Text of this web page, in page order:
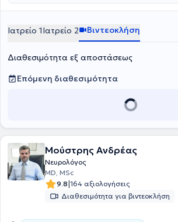
Ιατρείο 1Ιατρείο 2 Βιντεοκλήση
Διαθεσιμότητα εξ αποστάσεως
Επόμενη διαθεσιμότητα
Μούστρης Ανδρέας
Νευρολόγος
MD, MSc
9.8|164 αξιολογήσεις
Διαθεσιμότητα για βιντεοκλήση